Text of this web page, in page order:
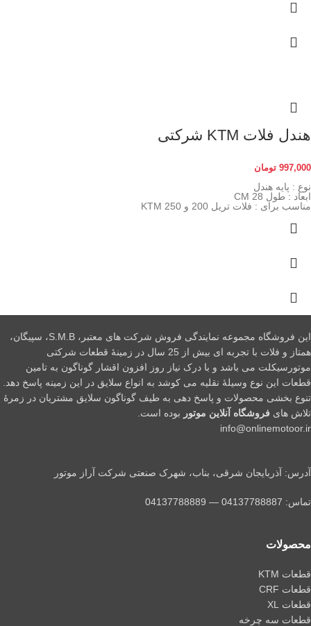
هندل فلات KTM شرکتی
997,000 تومان
نوع : پایه هندل
ابعاد : طول 28 CM
مناسب برای : فلات تریل 200 و 250 KTM
این فروشگاه مجموعه نمایندگی فروش شرکت های معتبر، S.M.B، سپیگان،
همتاز و فلات با تجربه ای بیش از 25 سال در زمینۀ قطعات شرکتی
موتورسیکلت می باشد و با درک نیاز روز افزون اقشار گوناگون به تامین
قطعات این نوع وسیلۀ نقلیه می کوشد به انواع سلایق در این زمینه پاسخ دهد.
تنوع بخشی محصولات و پاسخ دهی به طیف گوناگون سلایق مشتریان در زمرۀ
تلاش های فروشگاه آنلاین موتور بوده است.
info@onlinemotoor.ir
آدرس: آذربایجان شرقی، بناب، شهرک صنعتی شرکت آراز موتور
تماس: 04137788887 — 04137788889
محصولات
قطعات KTM
قطعات CRF
قطعات XL
قطعات سه چرخه